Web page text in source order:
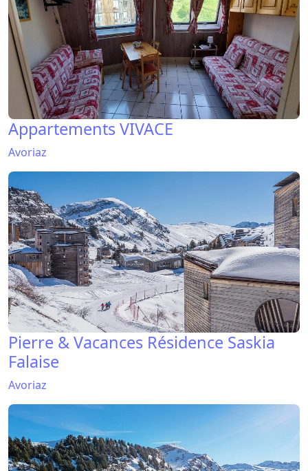
Appartements VIVACE
Avoriaz
Pierre & Vacances Résidence Saskia
Falaise
Avoriaz